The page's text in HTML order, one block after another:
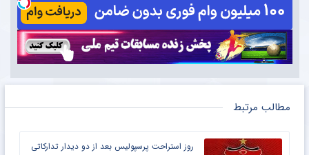
مطالب مرتبط
روز استراحت پرسپولیس بعد از دو دیدار تدارکاتی